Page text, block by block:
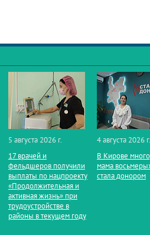
5 августа 2026 г.
17 врачей и
фельдшеров получили
выплаты по нацпроекту
«Продолжительная и
активная жизнь» при
трудоустройстве в
районы в текущем году
4 августа 2026 г.
В Кирове
мама
стала донором